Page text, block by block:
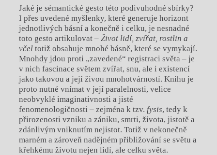
Jaké je sémantické gesto této podivuhodné sbírky?
I přes uvedené myšlenky, které generuje horizont
jednotlivých básní a konečně i celku, je nesnadné
toto gesto artikulovat – Život lidí, zvířat, rostlin a
včeltotiž obsahuje mnohé básně, které se vymykají.
Mnohdy jdou proti „zavedené“ registraci světa – je
v nich fascinace světem zvířat, snu, ale i existencí
jako takovou a její živou mnohotvárností. Knihu je
proto nutné vnímat v její paralelnosti, velice
neobvyklé imaginativnosti a jisté
fenomenologičnosti – zejména k tzv. fysis, tedy k
přirozenosti vzniku a zániku, smrti, života, jistotě a
zdánlivým vniknutím nejistot. Totiž v nekonečně
marném a zároveň nadějném přibližování se světu a
křehkému životu nejen lidí, ale celku světa.